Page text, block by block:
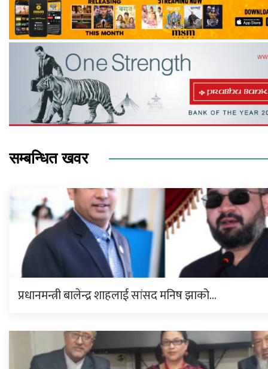
सम्बन्धित खवर
प्रधानमन्त्री बालेन्द्र शाहलाई सांसद मनिष झाको…